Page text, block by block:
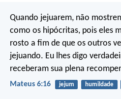
Quando jejuarem, não
como os hipócritas, pois eles
rosto a fim de que os outros
jejuando. Eu lhes digo
receberam sua plena
Mateus 6:16 jejum humildade